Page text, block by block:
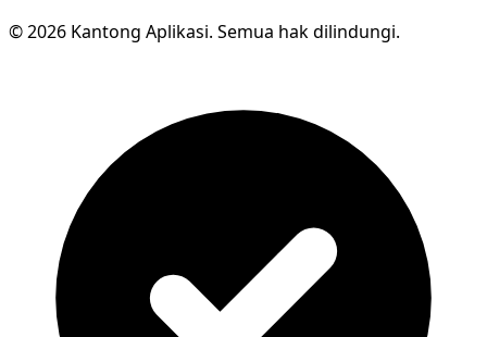
© 2026 Kantong Aplikasi. Semua hak dilindungi.